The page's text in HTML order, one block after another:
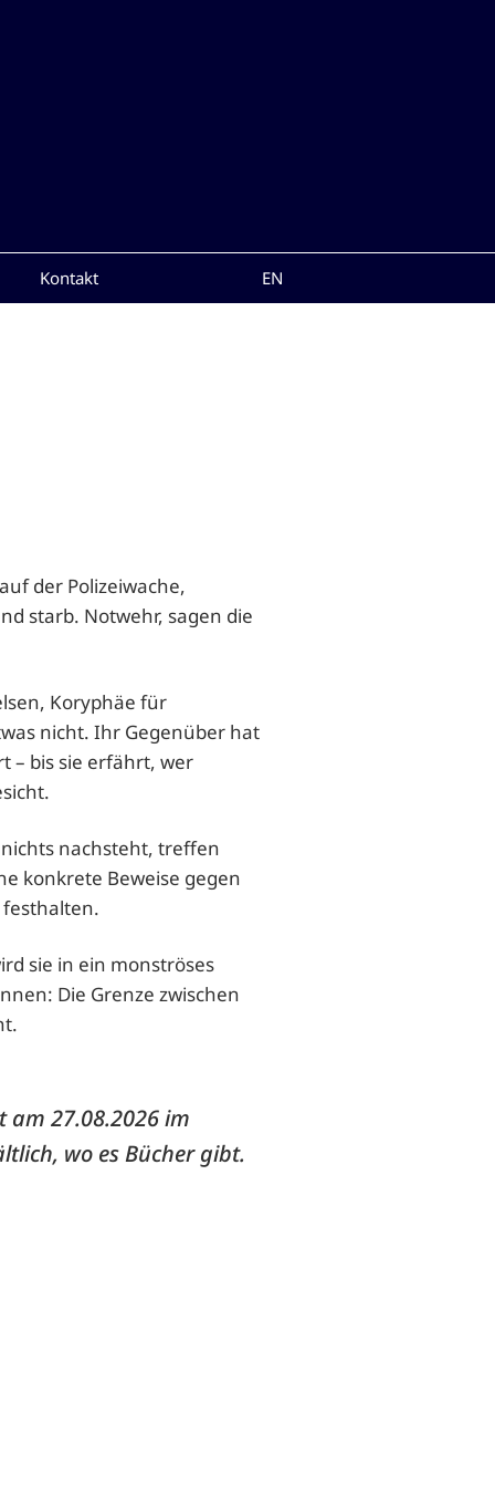
EN
Kontakt
der Polizeiwache,
starb. Notwehr, sagen die
Koryphäe für
nicht. Ihr Gegenüber hat
– bis sie erfährt, wer
nachsteht, treffen
konkrete Beweise gegen
festhalten.
sie in ein monströses
Die Grenze zwischen
am 27.08.2026 im
wo es Bücher gibt.